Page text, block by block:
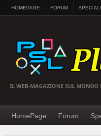
HOMEPAGE FORUM SPECIALI
IL WEB-MAGAZIONE SUL MONDO
HomePage Forum